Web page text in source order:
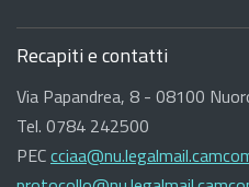
Recapiti e contatti
Via Papandrea, 8 - 08100
Tel. 0784 242500
PEC